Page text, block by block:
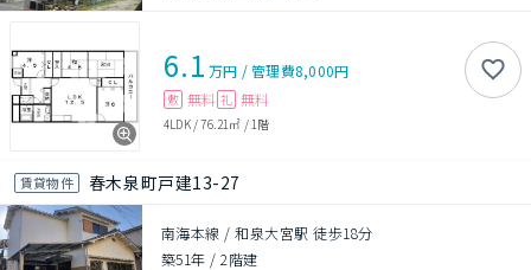
6.1 万円 /管理費8,000円
敷 無料 礼 無料
4LDK/76.21㎡ / 1階
賃貸物件 春木泉町戸建13-27
南海本線 / 和泉大宮駅 徒歩18分
築51年 /2階建